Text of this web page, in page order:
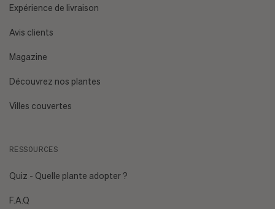
Expérience de livraison
Avis clients
Magazine
Découvrez nos plantes
Villes couvertes
RESSOURCES
Quiz - Quelle plante adopter ?
F.A.Q